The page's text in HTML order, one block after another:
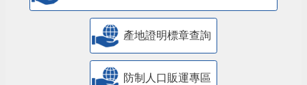
產地證明標章查詢
防制人口販運專區